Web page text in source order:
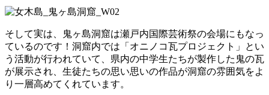
そして実は、鬼ヶ島洞窟は瀬戸内国際芸術祭の会場にもなっ
ているのです！洞窟内では「オニノコ瓦プロジェクト」とい
う活動が行われていて、県内の中学生たちが製作した鬼の瓦
が展示され、生徒たちの思い思いの作品が洞窟の雰囲気をよ
り一層高めてくれています。